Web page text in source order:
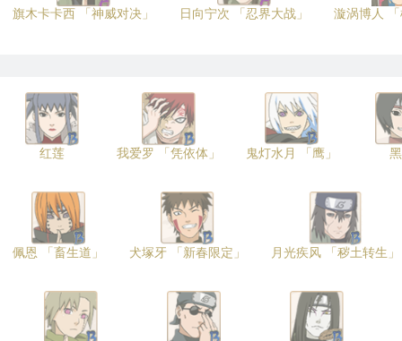
旗木卡卡西 「神威对决」 日向宁次 「忍界大战」 漩涡博人
红莲 我爱罗 「凭依体」 鬼灯水月 「鹰」
佩恩 「畜生道」 犬塚牙 「新春限定」 月光疾风 「秽土转生」